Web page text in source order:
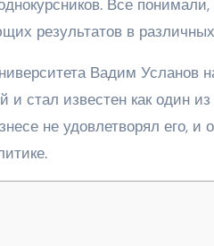
Все
результатов в
Вадим Усланов
и стал известен как один
не удовлетворял его,